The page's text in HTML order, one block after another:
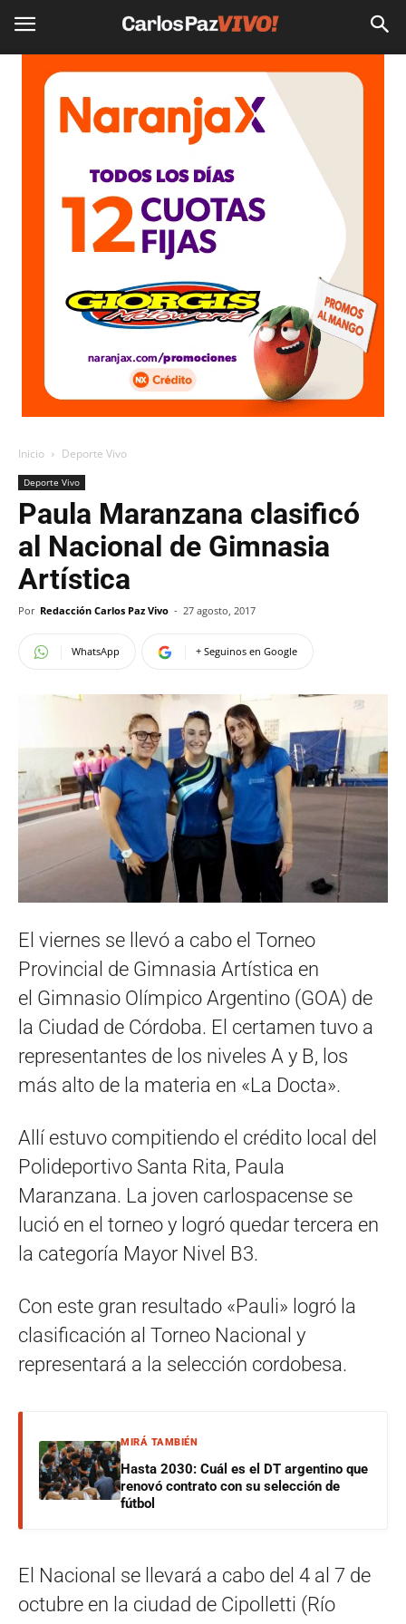
Inicio Deporte Vivo
Deporte Vivo
Paula Maranzana clasificó
al Nacional de Gimnasia
Artística
Por Redacción Carlos Paz Vivo - 27 agosto, 2017
WhatsApp + Seguinos en Google
El viernes se llevó a cabo el Torneo
Provincial de Gimnasia Artística en
el Gimnasio Olímpico Argentino (GOA) de
la Ciudad de Córdoba. El certamen tuvo a
representantes de los niveles A y B, los
más alto de la materia en «La Docta».
Allí estuvo compitiendo el crédito local del
Polideportivo Santa Rita, Paula
Maranzana. La joven carlospacense se
lució en el torneo y logró quedar tercera en
la categoría Mayor Nivel B3.
Con este gran resultado «Pauli» logró la
clasificación al Torneo Nacional y
representará a la selección cordobesa.
MIRÁ TAMBIÉN
Hasta 2030: Cuál es el DT argentino que
renovó contrato con su selección de
fútbol
El Nacional se llevará a cabo del 4 al 7 de
octubre en la ciudad de Cipolletti (Río